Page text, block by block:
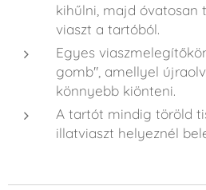
kihűlni, majd óvatosan
viaszt a tartóból.
Egyes
gomb", amellyel
könnyebb kiönteni.
A tartót mindig töröld
illatviaszt helyeznél